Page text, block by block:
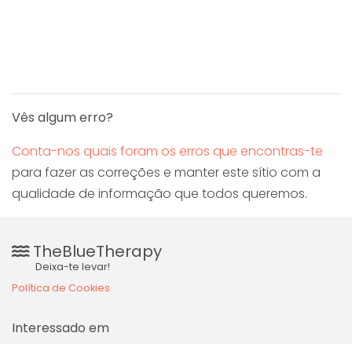
Vês algum erro?
Conta-nos quais foram os erros que encontras-te
para fazer as correções e manter este sítio com a
qualidade de informação que todos queremos.
TheBlueTherapy
Deixa-te levar!
Política de Cookies
Interessado em